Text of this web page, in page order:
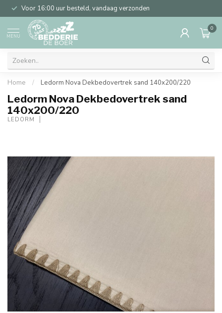
Voor 16:00 uur besteld, vandaag verzonden
MENU
0
Home / Ledorm Nova Dekbedovertrek sand 140x200/220
Ledorm Nova Dekbedovertrek sand
140x200/220
LEDORM